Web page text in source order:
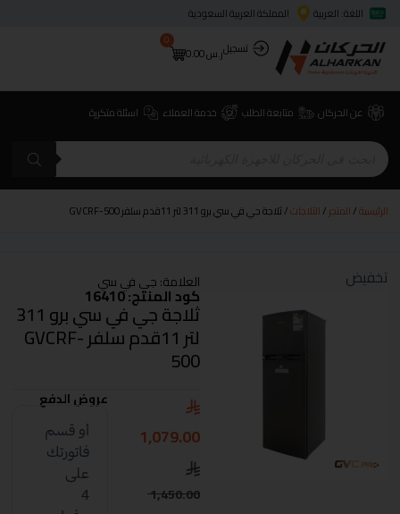
اللغة: العربية
المملكة العربية السعودية
تسجيلر.س0.00
0
عن الحركان متابعة الطلب خدمة العملاء اسئلة متكررة
الرئيسية/المتجر/الثلاجات/ ثلاجة جي في سي برو 311 لتر 11قدم سلفر GVCRF-500
تخفيض العلامة:جي في سي
كود المنتج: 16410
ثلاجة جي في سي برو 311
لتر 11قدم سلفر GVCRF-
500
1,450.00
1,079.00
عروض الدفع